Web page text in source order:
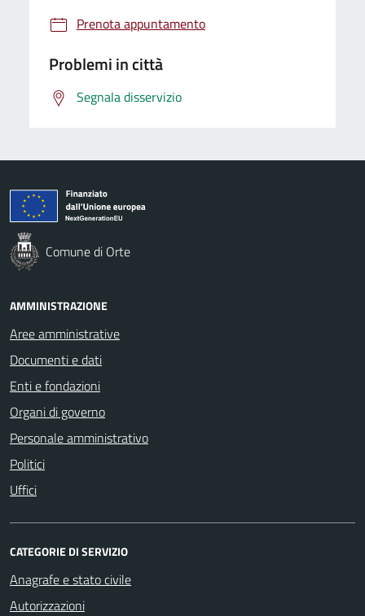
Prenota appuntamento
Problemi in città
Segnala disservizio
Comune di Orte
AMMINISTRAZIONE
Aree amministrative
Documenti e dati
Enti e fondazioni
Organi di governo
Personale amministrativo
Politici
Uffici
CATEGORIE DI SERVIZIO
Anagrafe e stato civile
Autorizzazioni